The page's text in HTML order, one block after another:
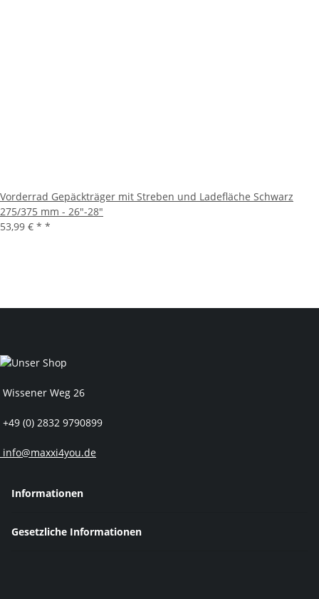
Vorderrad Gepäckträger mit Streben und Ladefläche Schwarz
275/375 mm - 26"-28"
53,99 € * *
Wissener Weg 26
+49 (0) 2832 9790899
info@maxxi4you.de
Informationen
Gesetzliche Informationen